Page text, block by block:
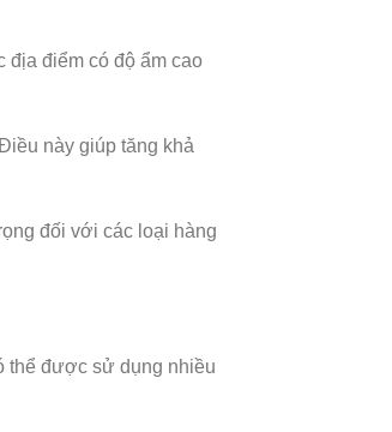
địa điểm có độ ẩm cao
này giúp tăng khả
đối với các loại hàng
thể được sử dụng nhiều